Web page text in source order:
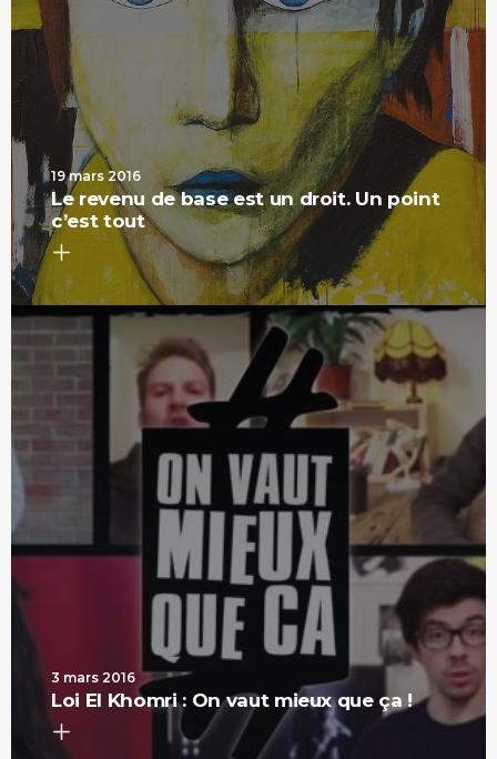
19 mars 2016
Le revenu de base est un droit. Un point
c’est tout
3 mars 2016
Loi El Khomri : On vaut mieux que ça !